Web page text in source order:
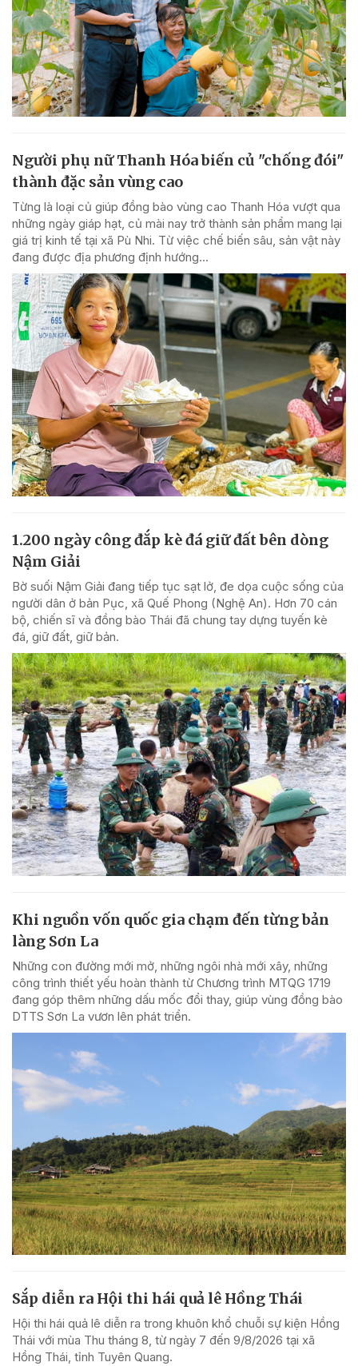
Người phụ nữ Thanh Hóa biến củ "chống đói"
thành đặc sản vùng cao
Từng là loại củ giúp đồng bào vùng cao Thanh Hóa vượt qua
những ngày giáp hạt, củ mài nay trở thành sản phẩm mang lại
giá trị kinh tế tại xã Pù Nhi. Từ việc chế biến sâu, sản vật này
đang được địa phương định hướng...
1.200 ngày công đắp kè đá giữ đất bên dòng
Nậm Giải
Bờ suối Nậm Giải đang tiếp tục sạt lở, đe dọa cuộc sống của
người dân ở bản Pục, xã Quế Phong (Nghệ An). Hơn 70 cán
bộ, chiến sĩ và đồng bào Thái đã chung tay dựng tuyến kè
đá, giữ đất, giữ bản.
Khi nguồn vốn quốc gia chạm đến từng bản
làng Sơn La
Những con đường mới mở, những ngôi nhà mới xây, những
công trình thiết yếu hoàn thành từ Chương trình MTQG 1719
đang góp thêm những dấu mốc đổi thay, giúp vùng đồng bào
DTTS Sơn La vươn lên phát triển.
Sắp diễn ra Hội thi hái quả lê Hồng Thái
Hội thi hái quả lê diễn ra trong khuôn khổ chuỗi sự kiện Hồng
Thái với mùa Thu tháng 8, từ ngày 7 đến 9/8/2026 tại xã
Hồng Thái, tỉnh Tuyên Quang.